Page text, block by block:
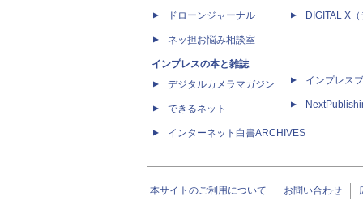
ドローンジャーナル
ネッ担お悩み相談室
インプレスの本と雑誌
デジタルカメラマガジン
できるネット
インターネット白書ARCHIVES
DIGITAL X
インプレス
本サイトのご利用について お問い合わせ